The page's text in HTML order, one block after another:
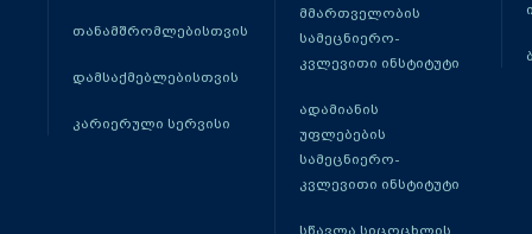
თანამშრომლებისთვის
დამსაქმებლებისთვის
კარიერული სერვისი
მმართველობის
სამეცნიერო-
კვლევითი ინსტიტუტი
ადამიანის
უფლებების
სამეცნიერო-
კვლევითი ინსტიტუტი
სწავლა სიცოცხლის